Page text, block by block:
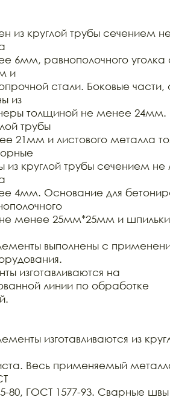
из круглой трубы сечением
6мм, равнополочного
и
стали. Боковые части,
из
толщиной не менее 24мм.
трубы
21мм и листового металла
из круглой трубы сечением
4мм. Основание для
не менее 25мм*25мм и
выполнены с
изготавливаются на
линии по обработке
изготавливаются из
Весь применяемый
80, ГОСТ 1577-93. Сварные